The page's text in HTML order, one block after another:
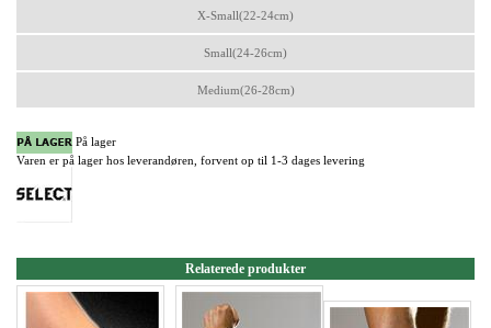
X-Small(22-24cm)
Small(24-26cm)
Medium(26-28cm)
På lager
Varen er på lager hos leverandøren, forvent op til 1-3 dages levering
Relaterede produkter